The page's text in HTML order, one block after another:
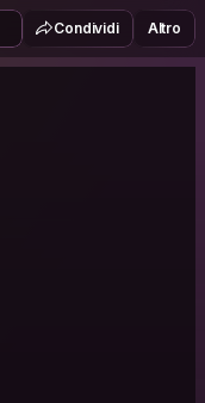
Condividi Altro